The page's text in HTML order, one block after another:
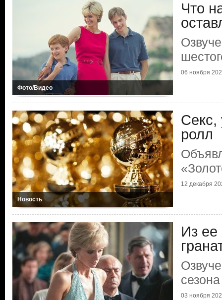
Фото/Видео
Что
06 ноября
Новость
Секс,
ролл
12 декабря
Из ее
03 ноября